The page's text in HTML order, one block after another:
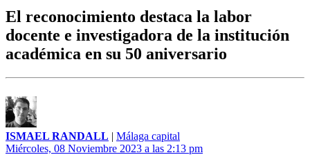
El reconocimiento destaca la labor
docente e investigadora de la institución
académica en su 50 aniversario
ISMAEL RANDALL | Málaga capital
Miércoles, 08 Noviembre 2023 a las 2:13 pm